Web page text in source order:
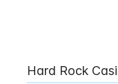
Hard Rock